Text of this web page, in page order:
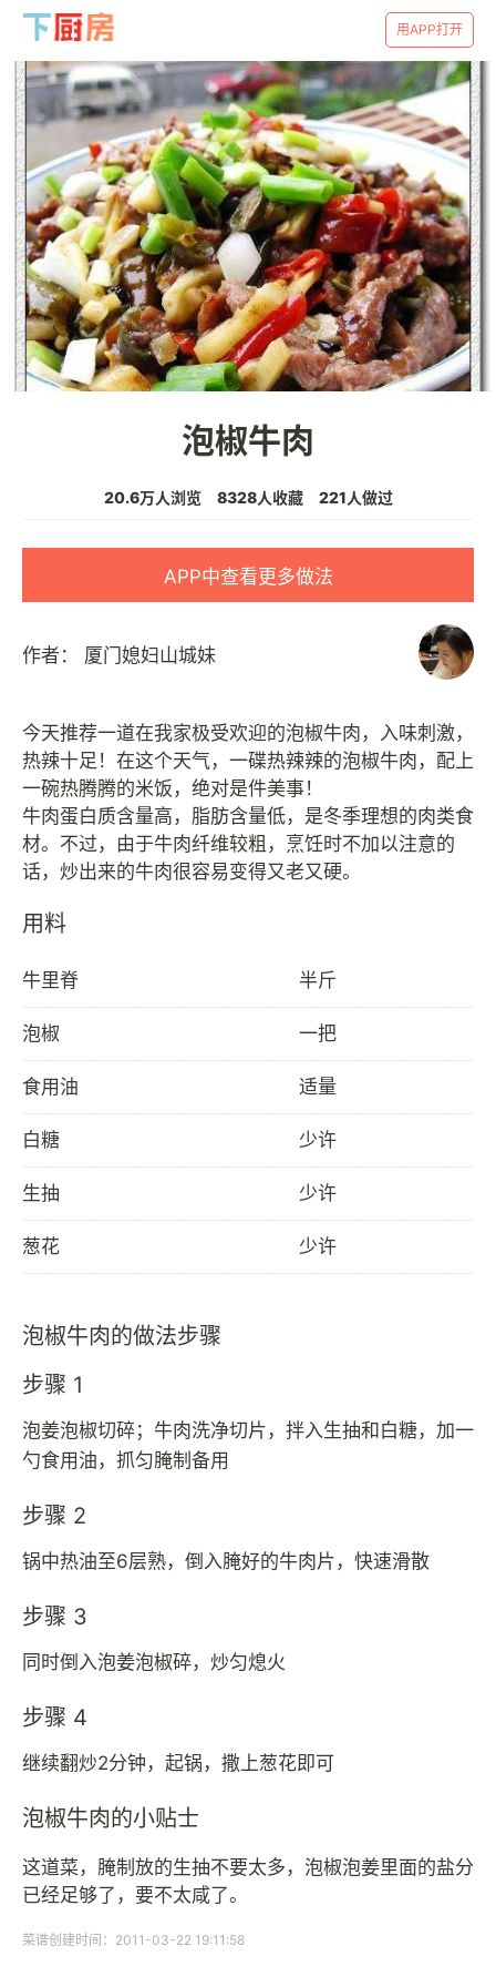
用APP打开
泡椒牛肉
20.6万人浏览 8328人收藏 221人做过
APP中查看更多做法
作者： 厦门媳妇山城妹
今天推荐一道在我家极受欢迎的泡椒牛肉，入味刺激，
热辣十足！在这个天气，一碟热辣辣的泡椒牛肉，配上
一碗热腾腾的米饭，绝对是件美事！
牛肉蛋白质含量高，脂肪含量低，是冬季理想的肉类食
材。不过，由于牛肉纤维较粗，烹饪时不加以注意的
用料
牛里脊 半斤
泡椒 一把
食用油 适量
白糖 少许
生抽 少许
葱花 少许
泡椒牛肉的做法步骤
步骤 1
泡姜泡椒切碎；牛肉洗净切片，拌入生抽和白糖，加一
勺食用油，抓匀腌制备用
步骤 2
锅中热油至6层熟，倒入腌好的牛肉片，快速滑散
步骤 3
同时倒入泡姜泡椒碎，炒匀熄火
步骤 4
继续翻炒2分钟，起锅，撒上葱花即可
泡椒牛肉的小贴士
这道菜，腌制放的生抽不要太多，泡椒泡姜里面的盐分
已经足够了，要不太咸了。
菜谱创建时间：2011-03-22 19:11:58